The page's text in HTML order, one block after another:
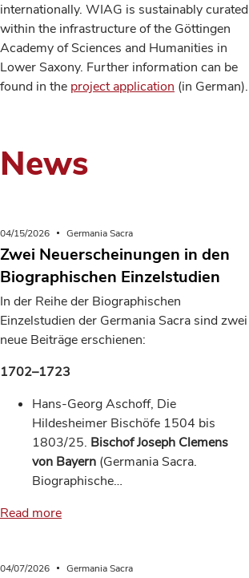
internationally. WIAG is sustainably curated
within the infrastructure of the Göttingen
Academy of Sciences and Humanities in
Lower Saxony. Further information can be
found in the project application (in German).
News
04/15/2026 Germania Sacra
Zwei Neuerscheinungen in den
Biographischen Einzelstudien
In der Reihe der Biographischen
Einzelstudien der Germania Sacra sind zwei
neue Beiträge erschienen:
1702–1723
Hans-Georg Aschoff, Die
Hildesheimer Bischöfe 1504 bis
1803/25. Bischof Joseph Clemens
von Bayern (Germania Sacra.
Biographische…
Read more
04/07/2026 Germania Sacra